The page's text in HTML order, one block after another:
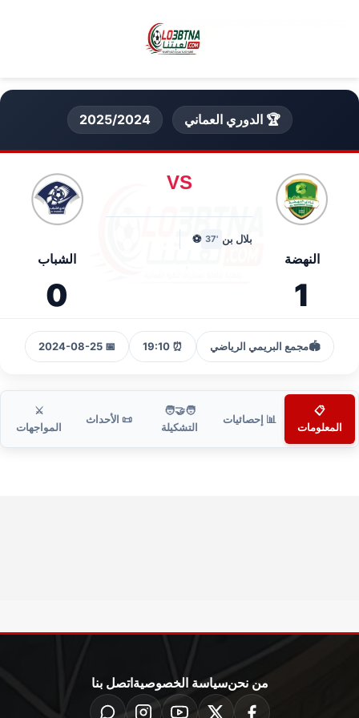
🏆 الدوري العماني 2025/2024
النهضة
1
VS
بلال بن '37
⚽
الشباب
0
🏟️مجمع البريمي الرياضي ⏰ 19:10
📅 2024-08-25
📋
المعلومات
📊 إحصائيات
🧑‍🤝‍🧑
التشكيلة
📜 الأحداث
⚔️
المواجهات
من نحنسياسة الخصوصية اتصل بنا